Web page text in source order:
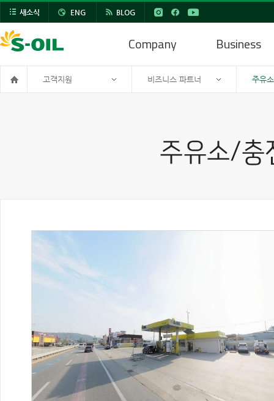
새소식 ENG BLOG
Company Business
고객지원 비즈니스 파트너 주유